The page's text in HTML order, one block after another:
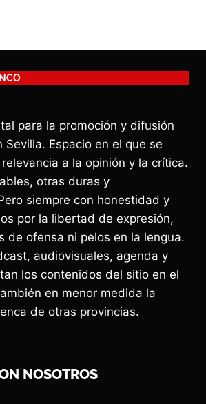
para la promoción y difusión
Espacio en el que se
a la opinión y la crítica.
otras duras y
siempre con honestidad y
por la libertad de expresión,
de ofensa ni pelos en la lengua.
audiovisuales, agenda y
los contenidos del sitio en el
en menor medida la
de otras provincias.
NOSOTROS